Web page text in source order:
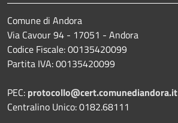
Comune di Andora
Via Cavour 94 - 17051 - Andora
Codice Fiscale: 00135420099
Partita IVA: 00135420099
PEC: protocollo@cert.comunediandora.it
Centralino Unico: 0182.68111